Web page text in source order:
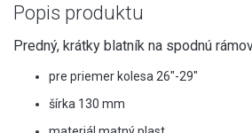
Popis produktu
Predný, krátky blatník na spodnú
pre priemer kolesa 26"-29"
šírka 130 mm